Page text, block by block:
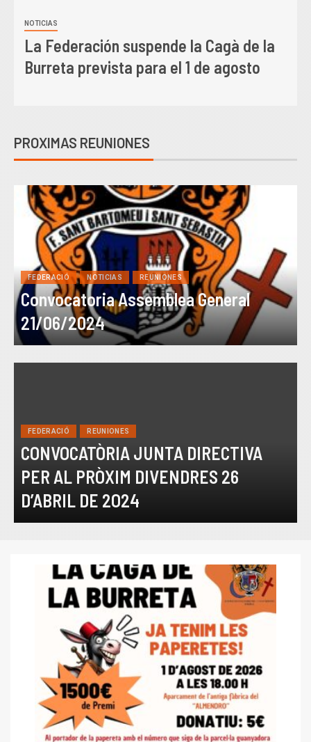
NOTICIAS
La Federació suspén la Cagà de la
Burreta prevista per a l’1 d’agost
PROXIMAS REUNIONES
FEDERACIÓ NOTICIAS REUNIONES
Convocatoria Assemblea General
21/06/2024
FEDERACIÓ REUNIONES
CONVOCATÒRIA JUNTA DIRECTIVA
PER AL PRÒXIM DIVENDRES 26
D’ABRIL DE 2O24